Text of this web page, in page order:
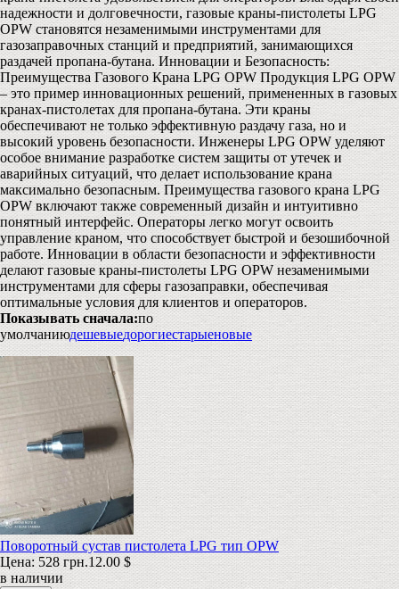
надежности и долговечности, газовые краны-пистолеты LPG
OPW становятся незаменимыми инструментами для
газозаправочных станций и предприятий, занимающихся
раздачей пропана-бутана. Инновации и Безопасность:
Преимущества Газового Крана LPG OPW Продукция LPG OPW
– это пример инновационных решений, примененных в газовых
кранах-пистолетах для пропана-бутана. Эти краны
обеспечивают не только эффективную раздачу газа, но и
высокий уровень безопасности. Инженеры LPG OPW уделяют
особое внимание разработке систем защиты от утечек и
аварийных ситуаций, что делает использование крана
максимально безопасным. Преимущества газового крана LPG
OPW включают также современный дизайн и интуитивно
понятный интерфейс. Операторы легко могут освоить
управление краном, что способствует быстрой и безошибочной
работе. Инновации в области безопасности и эффективности
делают газовые краны-пистолеты LPG OPW незаменимыми
инструментами для сферы газозаправки, обеспечивая
оптимальные условия для клиентов и операторов.
Показывать сначала:по
умолчаниюдешевыедорогиестарыеновые
Поворотный сустав пистолета LPG тип OPW
Цена:528 грн.12.00 $
в наличии